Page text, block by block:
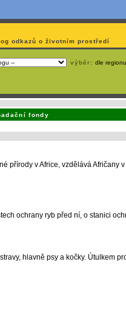
odkazů o životním prostředí
výběr: dle
fondy
přírody v Africe, vzdělává Afričany
ochrany ryb před ní, o stanici
hlavně psy a kočky. Útulkem